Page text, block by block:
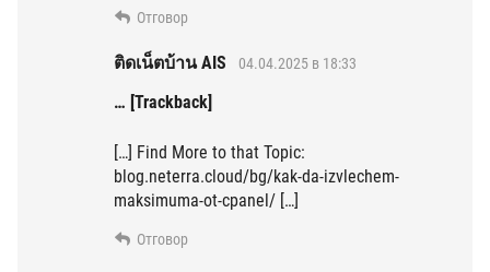
Отговор
ติดเน็ตบ้าน AIS 04.04.2025 в 18:33
… [Trackback]
[…] Find More to that Topic:
blog.neterra.cloud/bg/kak-da-izvlechem-
maksimuma-ot-cpanel/ […]
Отговор